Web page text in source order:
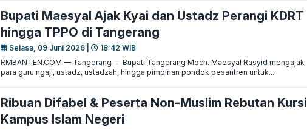
Bupati Maesyal Ajak Kyai dan Ustadz Perangi KDRT
hingga TPPO di Tangerang
Selasa, 09 Juni 2026 |
18:42 WIB
RMBANTEN.COM — Tangerang — Bupati Tangerang Moch. Maesyal Rasyid mengajak
para guru ngaji, ustadz, ustadzah, hingga pimpinan pondok pesantren untuk...
Ribuan Difabel & Peserta Non-Muslim Rebutan Kursi
Kampus Islam Negeri